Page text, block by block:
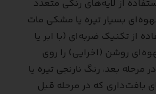
از لایه‌های رنگی متعدد
بسیار تیره یا مشکی مات
از تکنیک ضربه‌ای (با ابر یا
روشن (اخرایی) را روی
مرحله بعد، رنگ نارنجی تیره یا
بافت‌داری که در مرحله قبل